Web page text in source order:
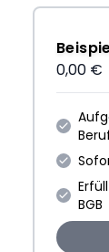
0,00 €
BGB